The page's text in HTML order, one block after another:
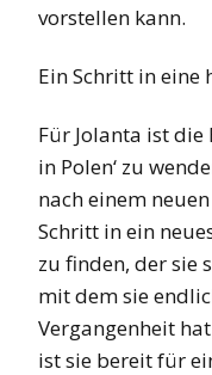
vorstellen kann.
Ein Schritt in
Für Jolanta ist die
in Polen‘ zu
nach einem
Schritt in ein
zu finden, der sie
mit dem sie
Vergangenheit
ist sie bereit für